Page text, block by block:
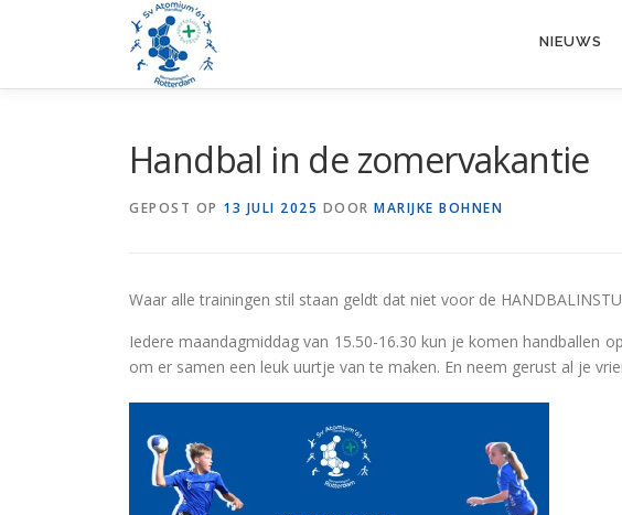
inhoud
NIEUWS
Handbal in de zomervakantie
GEPOST OP 13 JULI 2025 DOOR MARIJKE BOHNEN
Waar alle trainingen stil staan geldt dat niet voor de
Iedere maandagmiddag van 15.50-16.30 kun je komen handballen
om er samen een leuk uurtje van te maken. En neem gerust al je